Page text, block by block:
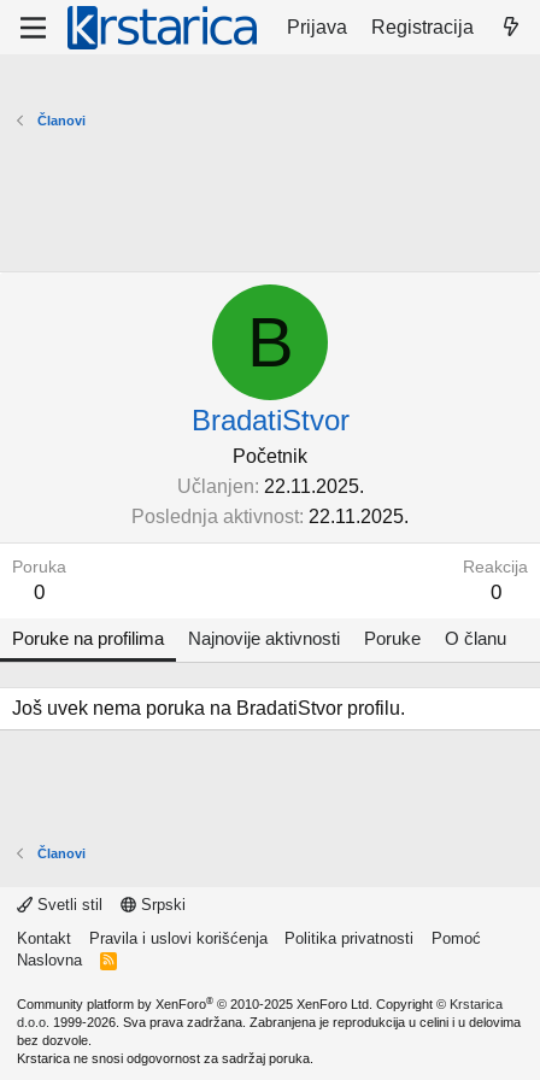
Prijava Registracija
Članovi
B
BradatiStvor
Početnik
Učlanjen 22.11.2025.
Poslednja aktivnost 22.11.2025.
Poruka
0
Reakcija
0
Poruke na profilima Najnovije aktivnosti Poruke O članu
Još uvek nema poruka na BradatiStvor profilu.
Članovi
Svetli stil
Srpski
Kontakt
Pravila i uslovi korišćenja Politika privatnosti
Pomoć
Naslovna
R
Community platform by XenForo® © 2010-2025 XenForo Ltd. Copyright © Krstarica
d.o.o. 1999-2026. Sva prava zadržana. Zabranjena je reprodukcija u celini i u delovima
bez dozvole.
Krstarica ne snosi odgovornost za sadržaj poruka.